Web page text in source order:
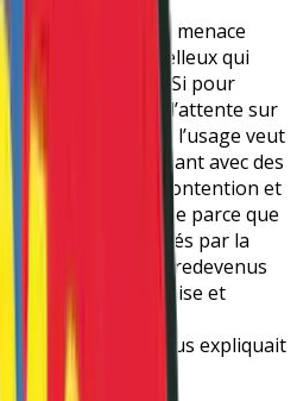
devenue une menace
l’expérience ou celleux qui
fin à leurs jours. Si pour
et des jours d’attente sur
dans un couloir », l’usage veut
en nous attachant avec des
ce recours à la contention et
pas en hausse parce que
être dépassés par la
l’isolement sont redevenus
française et
un progrès
si longtemps on nous expliquait